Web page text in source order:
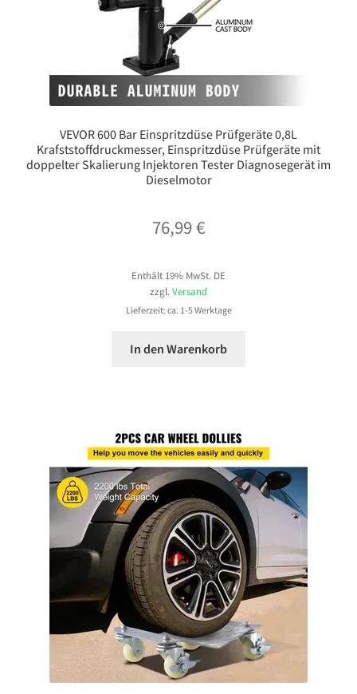
VEVOR 600 Bar Einspritzdüse Prüfgeräte 0,8L
Krafststoffdruckmesser, Einspritzdüse Prüfgeräte mit
doppelter Skalierung Injektoren Tester Diagnosegerät im
Dieselmotor
76,99€
Enthält 19% MwSt. DE
zzgl.Versand
Lieferzeit: ca. 1-5 Werktage
In den Warenkorb